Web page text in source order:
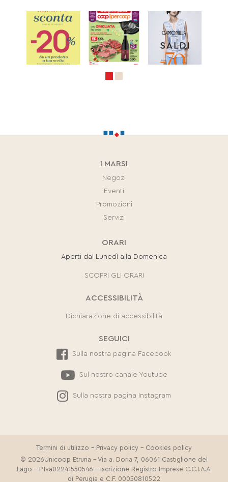
I MARSI
Negozi
Eventi
Promozioni
Servizi
ORARI
Aperti dal Lunedì alla Domenica
SCOPRI GLI ORARI
ACCESSIBILITÀ
Dichiarazione di accessibilità
SEGUICI
Sulla nostra pagina Facebook
Sul nostro canale Youtube
Sulla nostra pagina Instagram
Termini di utilizzo - Privacy policy - Cookies policy
© 2026Unicoop Etruria - Via a. Doria 7, 06061 Castiglione del
Lago - P.Iva02241550546 - Iscrizione Registro Imprese C.C.I.A.A.
di Perugia e C.F. 00050810522